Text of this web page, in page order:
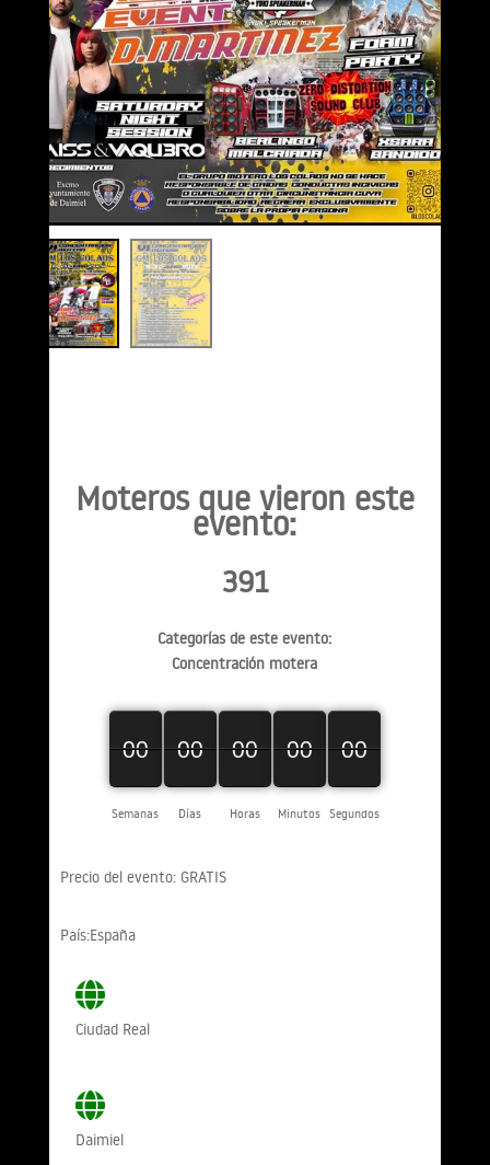
Moteros que vieron este
evento:
391
Categorías de este evento:
Concentración motera
00
00
00
Semanas
00
00
00
Días
00
00
00
Horas
00
00
00
Minutos
00
00
00
Segundos
Precio del evento: GRATIS
País:España
Ciudad Real
Daimiel